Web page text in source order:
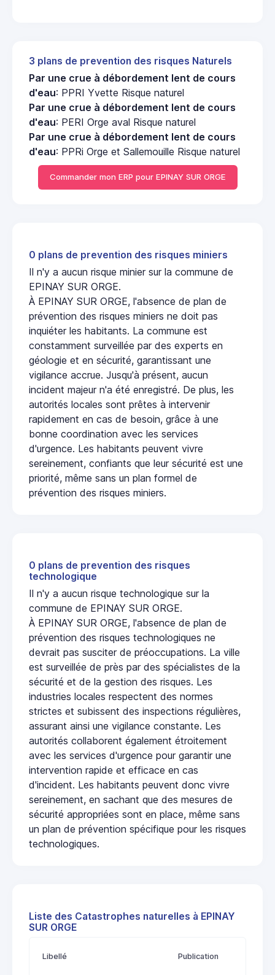
3 plans de prevention des risques Naturels
Par une crue à débordement lent de cours
d'eau: PPRI Yvette Risque naturel
Par une crue à débordement lent de cours
d'eau: PERI Orge aval Risque naturel
Par une crue à débordement lent de cours
d'eau: PPRi Orge et Sallemouille Risque naturel
Commander mon ERP pour EPINAY SUR ORGE
0 plans de prevention des risques miniers
Il n'y a aucun risque minier sur la commune de
EPINAY SUR ORGE.
À EPINAY SUR ORGE, l'absence de plan de
prévention des risques miniers ne doit pas
inquiéter les habitants. La commune est
constamment surveillée par des experts en
géologie et en sécurité, garantissant une
vigilance accrue. Jusqu'à présent, aucun
incident majeur n'a été enregistré. De plus, les
autorités locales sont prêtes à intervenir
rapidement en cas de besoin, grâce à une
bonne coordination avec les services
d'urgence. Les habitants peuvent vivre
sereinement, confiants que leur sécurité est une
priorité, même sans un plan formel de
prévention des risques miniers.
0 plans de prevention des risques
technologique
Il n'y a aucun risque technologique sur la
commune de EPINAY SUR ORGE.
À EPINAY SUR ORGE, l'absence de plan de
prévention des risques technologiques ne
devrait pas susciter de préoccupations. La ville
est surveillée de près par des spécialistes de la
sécurité et de la gestion des risques. Les
industries locales respectent des normes
strictes et subissent des inspections régulières,
assurant ainsi une vigilance constante. Les
autorités collaborent également étroitement
avec les services d'urgence pour garantir une
intervention rapide et efficace en cas
d'incident. Les habitants peuvent donc vivre
sereinement, en sachant que des mesures de
sécurité appropriées sont en place, même sans
un plan de prévention spécifique pour les risques
technologiques.
Liste des Catastrophes naturelles à EPINAY
SUR ORGE
Libellé Publication